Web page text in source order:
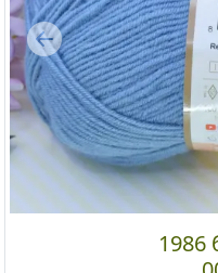
Previous
1986